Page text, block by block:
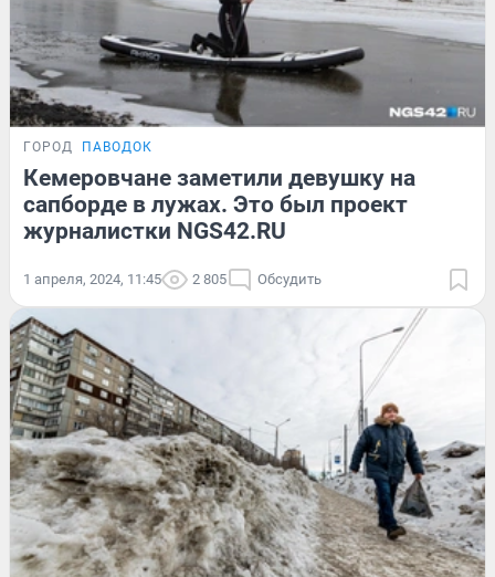
ГОРОД ПАВОДОК
Кемеровчане заметили девушку на
сапборде в лужах. Это был проект
журналистки NGS42.RU
1 апреля, 2024, 11:45 2 805 Обсудить